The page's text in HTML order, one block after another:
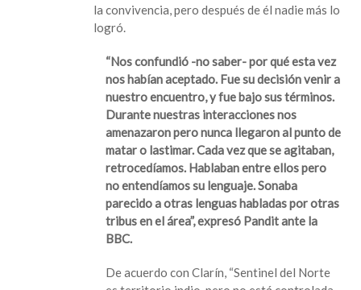
la convivencia, pero después de él nadie más lo
logró.
“Nos confundió -no saber- por qué esta vez
nos habían aceptado. Fue su decisión venir a
nuestro encuentro, y fue bajo sus términos.
Durante nuestras interacciones nos
amenazaron pero nunca llegaron al punto de
matar o lastimar. Cada vez que se agitaban,
retrocedíamos. Hablaban entre ellos pero
no entendíamos su lenguaje. Sonaba
parecido a otras lenguas habladas por otras
tribus en el área”, expresó Pandit ante la
BBC.
De acuerdo con Clarín, “Sentinel del Norte